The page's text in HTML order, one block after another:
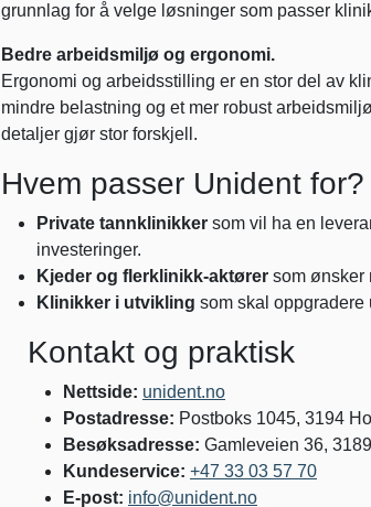
grunnlag for å velge løsninger som passer
Bedre arbeidsmiljø og ergonomi.
Ergonomi og arbeidsstilling er en stor del av
mindre belastning og et mer robust
detaljer gjør stor forskjell.
Hvem passer Unident for?
Private tannklinikker som vil ha en
investeringer.
Kjeder og flerklinikk-aktører som ønsker
Klinikker i utvikling som skal oppgradere
Kontakt og praktisk
Nettside: unident.no
Postadresse: Postboks 1045, 3194
Besøksadresse: Gamleveien 36,
Kundeservice: +47 33 03 57 70
E-post: info@unident.no